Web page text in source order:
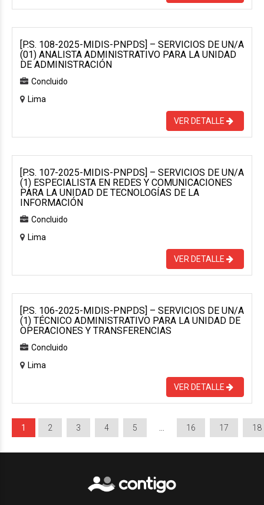
[P.S. 108-2025-MIDIS-PNPDS] – SERVICIOS DE UN/A
(01) ANALISTA ADMINISTRATIVO PARA LA UNIDAD
DE ADMINISTRACIÓN
Concluido
Lima
VER DETALLE
[P.S. 107-2025-MIDIS-PNPDS] – SERVICIOS DE UN/A
(1) ESPECIALISTA EN REDES Y COMUNICACIONES
PARA LA UNIDAD DE TECNOLOGÍAS DE LA
INFORMACIÓN
Concluido
Lima
VER DETALLE
[P.S. 106-2025-MIDIS-PNPDS] – SERVICIOS DE UN/A
(1) TÉCNICO ADMINISTRATIVO PARA LA UNIDAD DE
OPERACIONES Y TRANSFERENCIAS
Concluido
Lima
VER DETALLE
1 2 3 4 5 16 17 18